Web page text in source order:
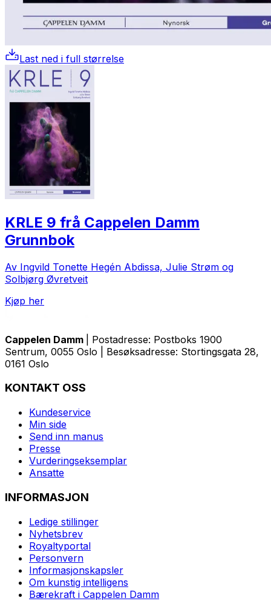
Last ned i full størrelse
KRLE 9 frå Cappelen Damm
Grunnbok
Av Ingvild Tonette Hegén Abdissa, Julie Strøm og
Solbjørg Øvretveit
Kjøp her
Cappelen Damm
| Postadresse: Postboks 1900
Sentrum, 0055 Oslo | Besøksadresse: Stortingsgata 28,
0161 Oslo
KONTAKT OSS
Kundeservice
Min side
Send inn manus
Presse
Vurderingseksemplar
Ansatte
INFORMASJON
Ledige stillinger
Nyhetsbrev
Royaltyportal
Personvern
Informasjonskapsler
Om kunstig intelligens
Bærekraft i Cappelen Damm